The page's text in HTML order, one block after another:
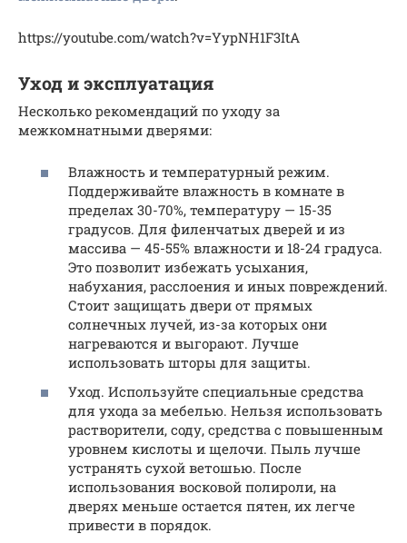
https://youtube.com/watch?v=YypNH1F3ItA
Уход и эксплуатация
Несколько рекомендаций по уходу за
межкомнатными дверями:
Влажность и температурный режим.
Поддерживайте влажность в комнате в
пределах 30-70%, температуру — 15-35
градусов. Для филенчатых дверей и из
массива — 45-55% влажности и 18-24 градуса.
Это позволит избежать усыхания,
набухания, расслоения и иных повреждений.
Стоит защищать двери от прямых
солнечных лучей, из-за которых они
нагреваются и выгорают. Лучше
использовать шторы для защиты.
Уход. Используйте специальные средства
для ухода за мебелью. Нельзя использовать
растворители, соду, средства с повышенным
уровнем кислоты и щелочи. Пыль лучше
устранять сухой ветошью. После
использования восковой полироли, на
дверях меньше остается пятен, их легче
привести в порядок.